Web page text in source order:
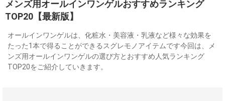
メンズ用オールインワンゲルおすすめランキング
TOP20【最新版】
オールインワンゲルは、化粧水・美容液・乳液など様々な効果を
たった1本で得ることができるスグレモノアイテムです今回は、メ
ンズ用オールインワンゲルの選び方とおすすめ人気ランキング
TOP20をご紹介していきます。